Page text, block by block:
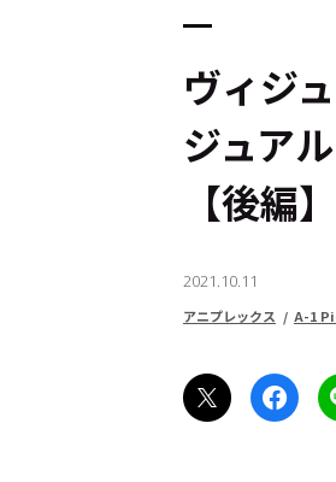
ヴィジ
ジュア
【後編】
2021.10.11
アニプレックス A-1